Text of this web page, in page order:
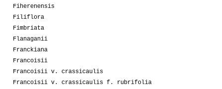
Fiherenensis
Filiflora
Fimbriata
Flanaganii
Franckiana
Francoisii
Francoisii v. crassicaulis
Francoisii v. crassicaulis f. rubrifolia